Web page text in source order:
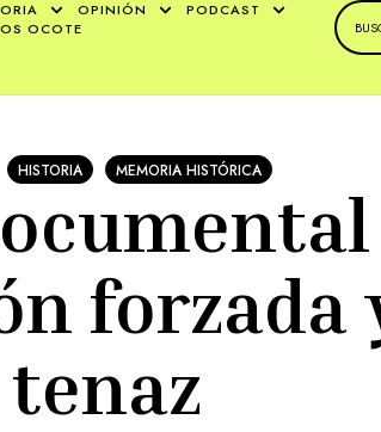
OPINIÓN
PODCAST
OCOTE
HISTORIA MEMORIA HISTÓRICA
forzada